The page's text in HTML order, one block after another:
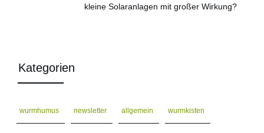
kleine Solaranlagen mit großer Wirkung?
Kategorien
wurmhumus newsletter allgemein wurmkisten